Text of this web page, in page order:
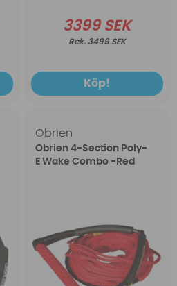
3399 SEK
3499 SEK
Köp!
Obrien
Obrien 4-Section Poly-
E Wake Combo -Red